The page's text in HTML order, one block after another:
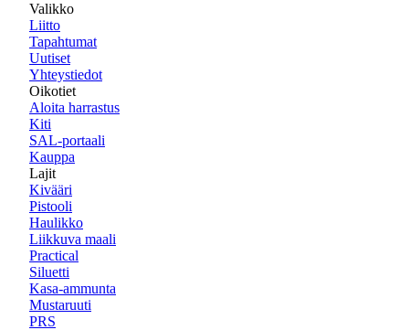
Valikko
Liitto
Tapahtumat
Uutiset
Yhteystiedot
Oikotiet
Aloita harrastus
Kiti
SAL-portaali
Kauppa
Lajit
Kivääri
Pistooli
Haulikko
Liikkuva maali
Practical
Siluetti
Kasa-ammunta
Mustaruuti
PRS